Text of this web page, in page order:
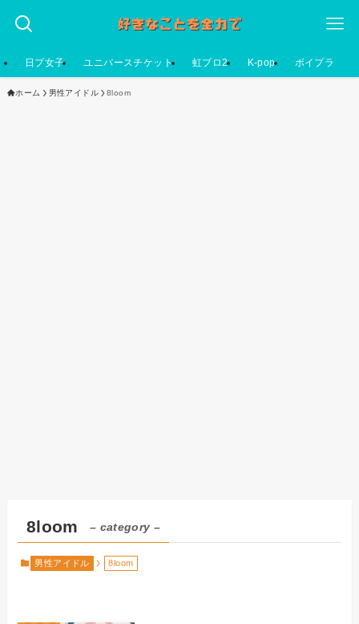
日プ女子 ユニバースチケット 虹プロ2 K-pop ボイプラ
ホーム 男性アイドル 8loom
8loom – category –
男性アイドル 8loom